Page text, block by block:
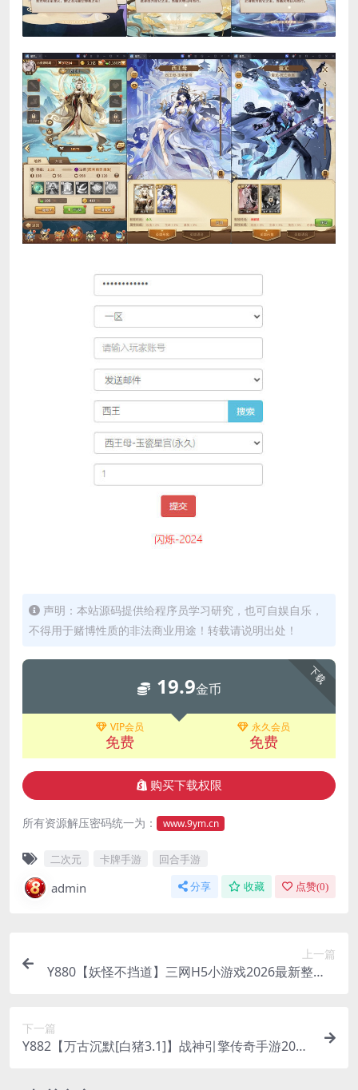
声明：本站源码提供给程序员学习研究，也可自娱自乐，
不得用于赌博性质的非法商业用途！转载请说明出处！
下载
19.9金币
VIP会员
免费
永久会员
免费
购买下载权限
所有资源解压密码统一为： www.9ym.cn
二次元 卡牌手游 回合手游
admin 分享 收藏 点赞(0)
上一篇
Y880【妖怪不挡道】三网H5小游戏2026最新整理Li
下一篇
Y882【万古沉默[白猪3.1]】战神引擎传奇手游2026
后台